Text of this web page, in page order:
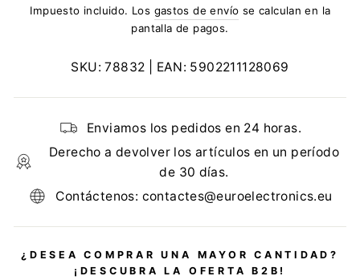
Impuesto incluido. Los gastos de envío se calculan en la
pantalla de pagos.
SKU:78832 | EAN: 5902211128069
Enviamos los pedidos en 24 horas.
Derecho a devolver los artículos en un período
de 30 días.
Contáctenos: contactes@euroelectronics.eu
¿DESEA COMPRAR UNA MAYOR CANTIDAD?
¡DESCUBRA LA OFERTA B2B!